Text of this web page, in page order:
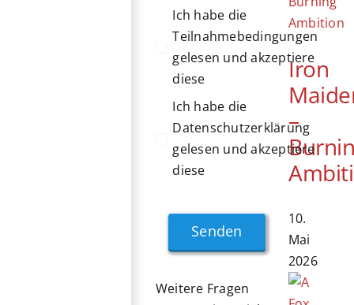
Ich habe die
Teilnahmebedingungen
gelesen und akzeptiere
diese
Ich habe die
Datenschutzerklärung
gelesen und akzeptiere
diese
Senden
Weitere Fragen
Iron
–
10.
Mai
2026